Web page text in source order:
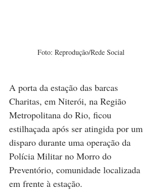
Foto: Reprodução/Rede Social
A porta da estação das barcas
Charitas, em Niterói, na Região
Metropolitana do Rio, ficou
estilhaçada após ser atingida por um
disparo durante uma operação da
Polícia Militar no Morro do
Preventório, comunidade localizada
em frente à estação.